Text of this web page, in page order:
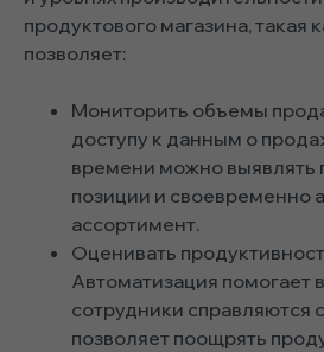
продуктового магазина, такая
позволяет:
Мониторить объемы
доступу к данным о
времени можно выявлять
позиции и своевременно
ассортимент.
Оценивать
Автоматизация помогает
сотрудники справляются
позволяет поощрять